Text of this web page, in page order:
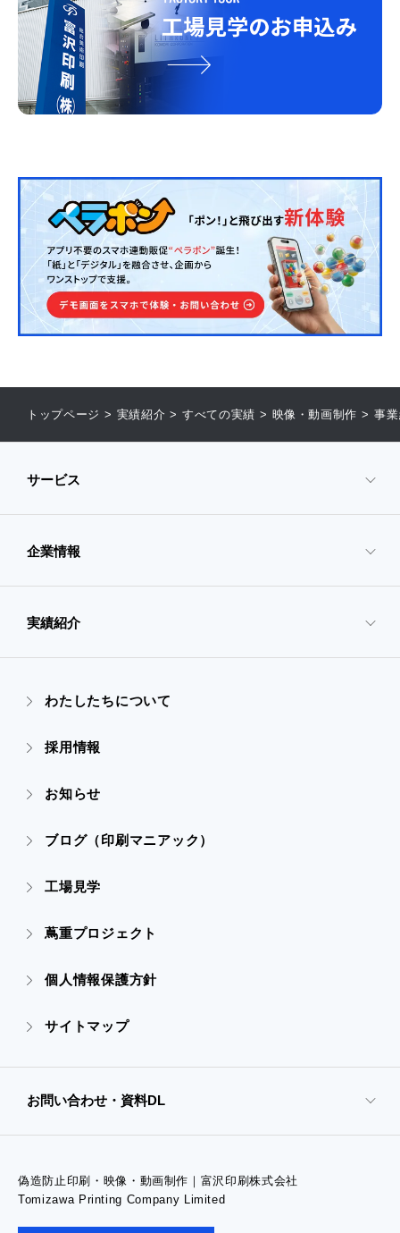
トップページ > 実績紹介 > すべての実績 > 映像・動画制作 > 事
サービス
- サービスTOP
- 映像・動画制作
- デザイン
- 販促グッズ
企業情報
- 企業情報TOP
- ごあいさつ
- 会社概要
- CSR活動
実績紹介
- 実績紹介TOP
- ぎぞらーず
- デザイン
わたしたちについて
採用情報
お知らせ
ブログ（印刷マニアック）
工場見学
蔦重プロジェクト
個人情報保護方針
サイトマップ
お問い合わせ・資料DL
- お問い合わせTOP
偽造防止印刷・映像・動画制作｜富沢印刷株式会社
Tomizawa Printing Company Limited